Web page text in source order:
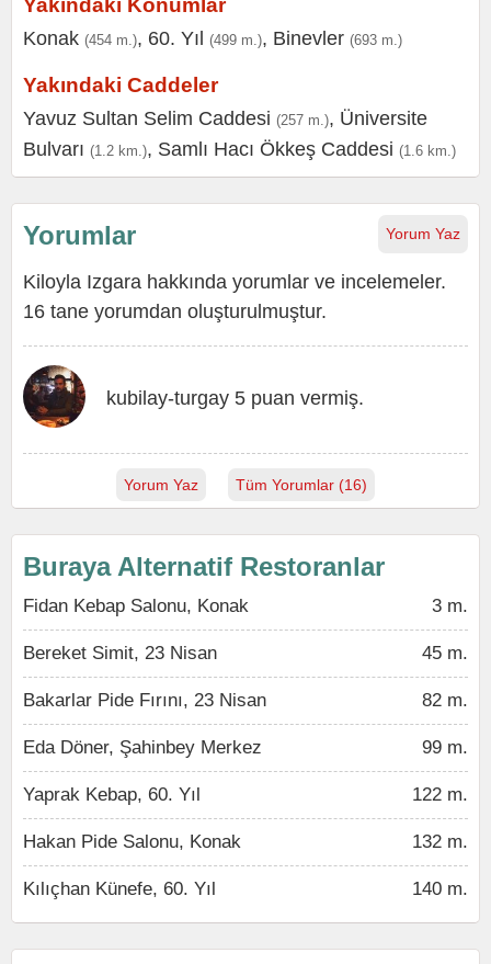
Yakındaki Konumlar
Konak (454 m.), 60. Yıl (499 m.), Binevler (693 m.)
Yakındaki Caddeler
Yavuz Sultan Selim Caddesi (257 m.), Üniversite
Bulvarı (1.2 km.), Samlı Hacı Ökkeş Caddesi (1.6 km.)
Yorum Yaz
Yorumlar
Kiloyla Izgara hakkında yorumlar ve incelemeler.
16 tane yorumdan oluşturulmuştur.
kubilay-turgay 5 puan vermiş.
Yorum Yaz Tüm Yorumlar (16)
Buraya Alternatif Restoranlar
Fidan Kebap Salonu, Konak 3 m.
Bereket Simit, 23 Nisan 45 m.
Bakarlar Pide Fırını, 23 Nisan 82 m.
Eda Döner, Şahinbey Merkez 99 m.
Yaprak Kebap, 60. Yıl 122 m.
Hakan Pide Salonu, Konak 132 m.
Kılıçhan Künefe, 60. Yıl 140 m.